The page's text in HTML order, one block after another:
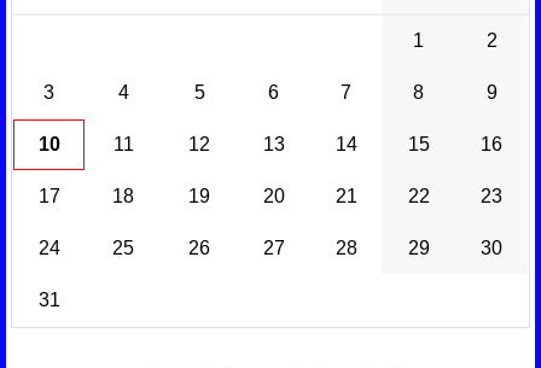
1 2
3 4 5 6 7 8 9
10 11 12 13 14 15 16
17 18 19 20 21 22 23
24 25 26 27 28 29 30
31